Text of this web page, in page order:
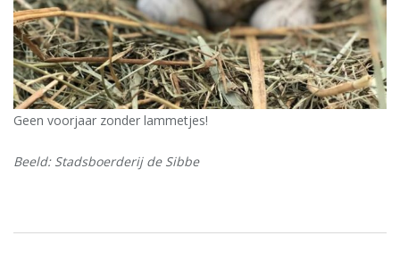
Geen voorjaar zonder lammetjes!
Beeld: Stadsboerderij de Sibbe